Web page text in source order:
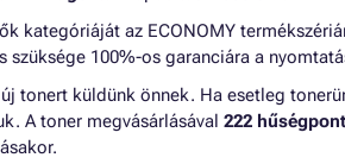
kategóriáját az ECONOMY
100%-os garanciára a
tonert küldünk önnek. Ha esetleg
A toner megvásárlásával 222